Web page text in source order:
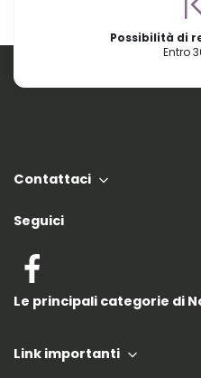
Possibilità di
Entro
Contattaci
Seguici
Le principali categorie di
Link importanti